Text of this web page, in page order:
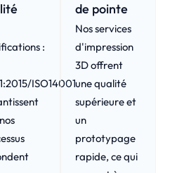
:
ISO14001
de pointe
Nos services
d'impression
3D offrent
une qualité
supérieure et
un
prototypage
rapide, ce qui